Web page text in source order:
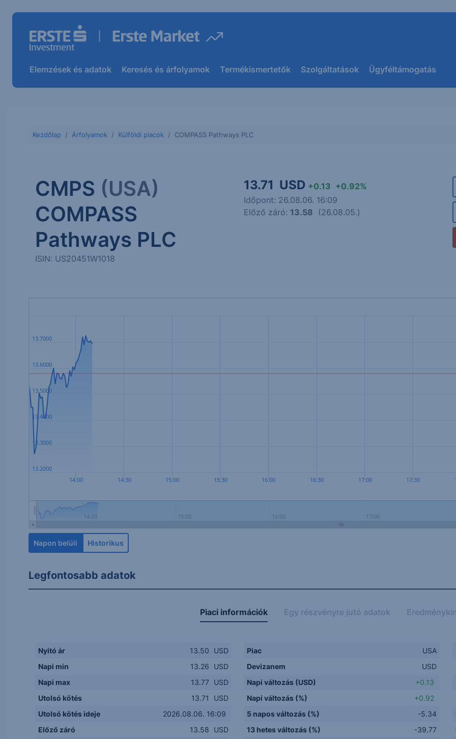
Elemzések és adatok Keresés és árfolyamok Termékismertetők Szolgáltatások Ügyféltámogatás
Kezdőlap Árfolyamok Külföldi piacok COMPASS Pathways PLC
CMPS (USA)
COMPASS
Pathways PLC
ISIN: US20451W1018
13.71 USD +0.13 +0.92%
Időpont: 26.08.06. 16:09
Előző záró: 13.58 (26.08.05.)
14:00 14:30 15:00 15:30 16:00 16:30 17:00 17:30
14:00 15:00 16:00 17:00
13.2000
13.3000
13.4000
13.5000
13.6000
13.7000
Napon belüli Historikus
Legfontosabb adatok
Piaci információk Egy részvényre jutó adatok
Nyitó ár 13.50
USD
Napi min
13.26
USD
Napi max
13.77
USD
Utolsó kötés
13.71
USD
Utolsó kötés ideje
2026.08.06. 16:09
Előző záró
13.58
USD
Piac
USA
Devizanem
USD
Napi változás (USD)
+0.13
Napi változás (%)
+0.92
5 napos változás (%)
-5.34
13 hetes változás (%)
-39.77